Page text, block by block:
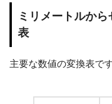
ミリメートルか
表
主要な数値の変換表で